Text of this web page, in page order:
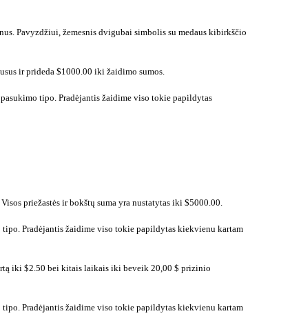
Pavyzdžiui, žemesnis dvigubai simbolis su medaus kibirkščio
ir prideda $1000.00 iki žaidimo sumos.
tipo. Pradėjantis žaidime viso tokie papildytas
priežastės ir bokštų suma yra nustatytas iki $5000.00.
Pradėjantis žaidime viso tokie papildytas kiekvienu kartam
iki $2.50 bei kitais laikais iki beveik 20,00 $ prizinio
Pradėjantis žaidime viso tokie papildytas kiekvienu kartam